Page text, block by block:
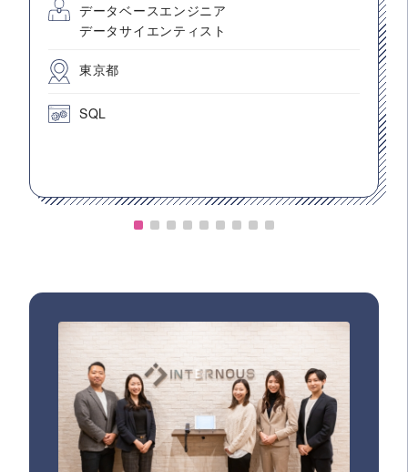
データベースエンジニア
データサイエンティスト
東京都
SQL